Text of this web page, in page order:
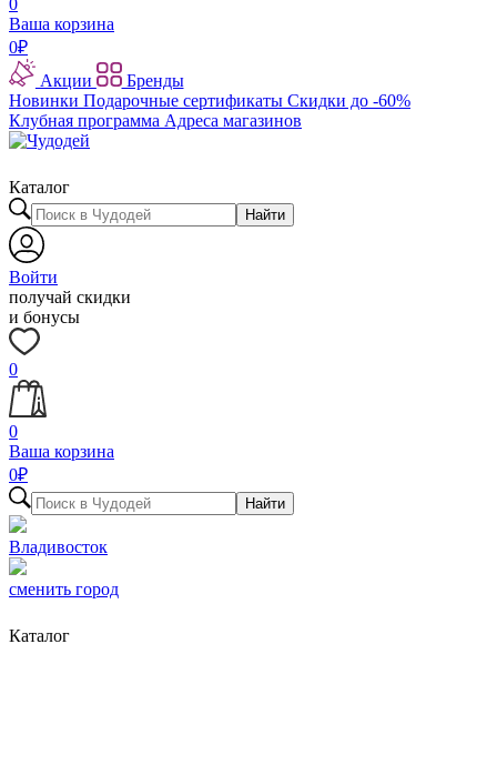
0
Ваша корзина
0₽
Акции
Бренды
Новинки Подарочные сертификаты Скидки до -60%
Клубная программа Адреса магазинов
Каталог
Найти
Войти
получай скидки
и бонусы
0
0
Ваша корзина
0₽
Найти
Владивосток
сменить город
Каталог